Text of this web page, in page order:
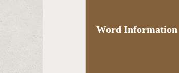
Word Information